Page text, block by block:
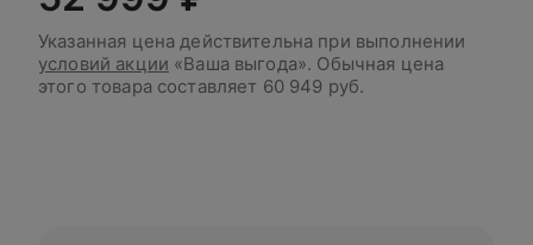
Указанная цена действительна при выполнении
условий акции «Ваша выгода». Обычная цена
этого товара составляет 60 949 руб.